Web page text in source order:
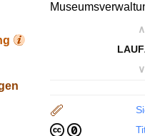
∧
∨